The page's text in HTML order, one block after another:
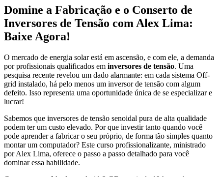
Domine a Fabricação e o Conserto de
Inversores de Tensão com Alex Lima:
Baixe Agora!
O mercado de energia solar está em ascensão, e com ele, a demanda
por profissionais qualificados em inversores de tensão. Uma
pesquisa recente revelou um dado alarmante: em cada sistema Off-
grid instalado, há pelo menos um inversor de tensão com algum
defeito. Isso representa uma oportunidade única de se especializar e
lucrar!
Sabemos que inversores de tensão senoidal pura de alta qualidade
podem ter um custo elevado. Por que investir tanto quando você
pode aprender a fabricar o seu próprio, de forma tão simples quanto
montar um computador? Este curso profissionalizante, ministrado
por Alex Lima, oferece o passo a passo detalhado para você
dominar essa habilidade.